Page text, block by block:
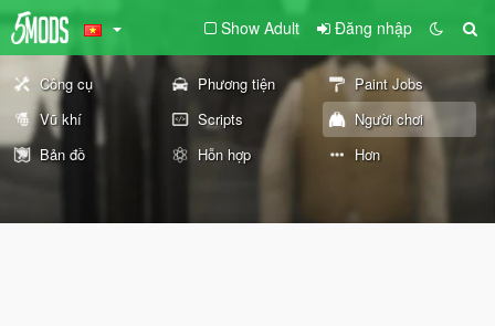
Show Adult Đăng nhập
Công cụ Phương tiện
Paint Jobs
Vũ khí
Scripts
Người chơi
Bản đồ
Hỗn hợp Hơn